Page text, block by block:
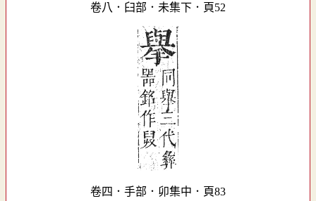
卷八．臼部．未集下．頁52
卷四．手部．卯集中．頁83